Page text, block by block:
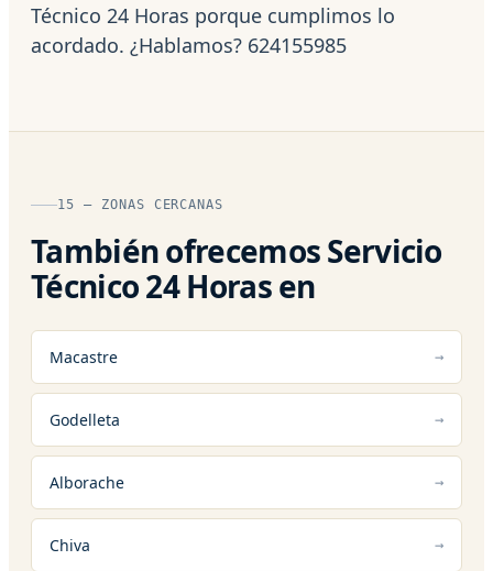
Técnico 24 Horas porque cumplimos lo
acordado. ¿Hablamos? 624155985
15 — ZONAS CERCANAS
También ofrecemos Servicio
Técnico 24 Horas en
Macastre
Godelleta
Alborache
Chiva